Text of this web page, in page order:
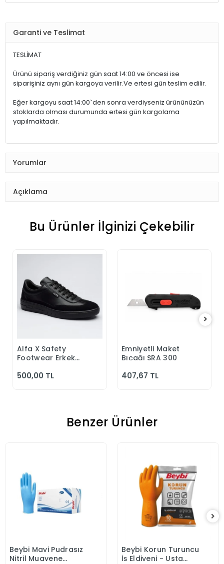
Garanti ve Teslimat
TESLİMAT
Ürünü sipariş verdiğiniz gün saat 14:00 ve öncesi ise
siparişiniz aynı gün kargoya verilir.Ve ertesi gün teslim edilir.
Eğer kargoyu saat 14:00`den sonra verdiyseniz ürününüzün
stoklarda olması durumunda ertesi gün kargolama
yapılmaktadır.
Yorumlar
Açıklama
Bu Ürünler İlginizi Çekebilir
Sepete Ekle
Alfa X Safety
Footwear Erkek
Klasik Ayakkabı
500,00 TL
Sepete Ekle
Emniyetli Maket
Bıçağı SRA 300
407,67 TL
Benzer Ürünler
Sepete Ekle
Beybi Mavi Pudrasız
Nitril Muayene
Sepete Ekle
Beybi Korun Turuncu
İş Eldiveni - Usta